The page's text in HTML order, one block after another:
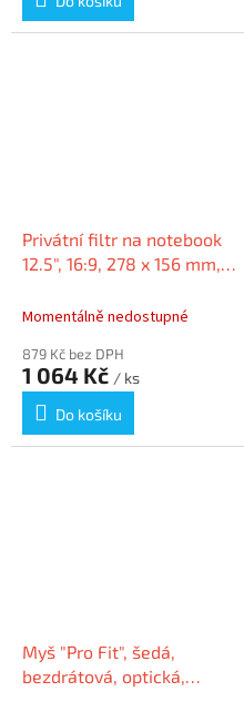
Privátní filtr na notebook
12.5", 16:9, 278 x 156 mm,
Momentálně nedostupné
879 Kč bez DPH
1 064 Kč / ks
Do košíku
Myš "Pro Fit", šedá,
bezdrátová, optická,